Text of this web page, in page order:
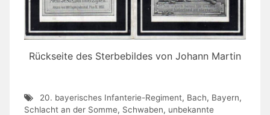
Rückseite des Sterbebildes von Johann Martin
20. bayerisches Infanterie-Regiment, Bach, Bayern,
Schlacht an der Somme, Schwaben, unbekannte